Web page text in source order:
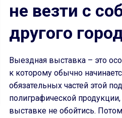
не везти с
другого
Выездная выставка – это
к которому обычно
обязательных частей этой
полиграфической
выставке не обойтись.